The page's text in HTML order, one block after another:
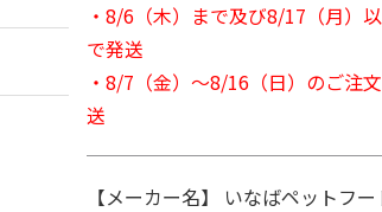
・8/6（木）まで及び8/17（月）
で発送
・8/7（金）～8/16（日）のご注
送
【メーカー名】 いなばペットフ